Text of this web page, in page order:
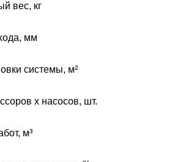
вес, кг
мм
системы, м²
х насосов, шт.
м³